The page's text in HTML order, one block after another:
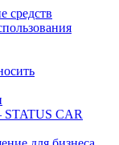
средств
STATUS CAR